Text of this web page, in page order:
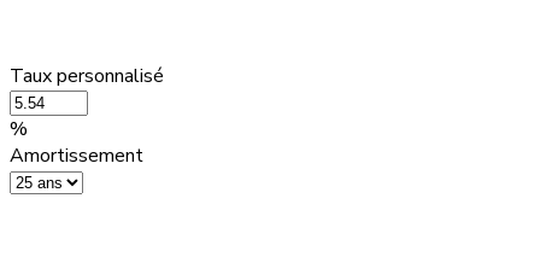
Taux personnalisé
%
Amortissement